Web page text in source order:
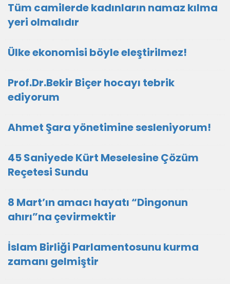
Tüm camilerde kadınların namaz kılma
yeri olmalıdır
Ülke ekonomisi böyle eleştirilmez!
Prof.Dr.Bekir Biçer hocayı tebrik
ediyorum
Ahmet Şara yönetimine sesleniyorum!
45 Saniyede Kürt Meselesine Çözüm
Reçetesi Sundu
8 Mart’ın amacı hayatı “Dingonun
ahırı”na çevirmektir
İslam Birliği Parlamentosunu kurma
zamanı gelmiştir